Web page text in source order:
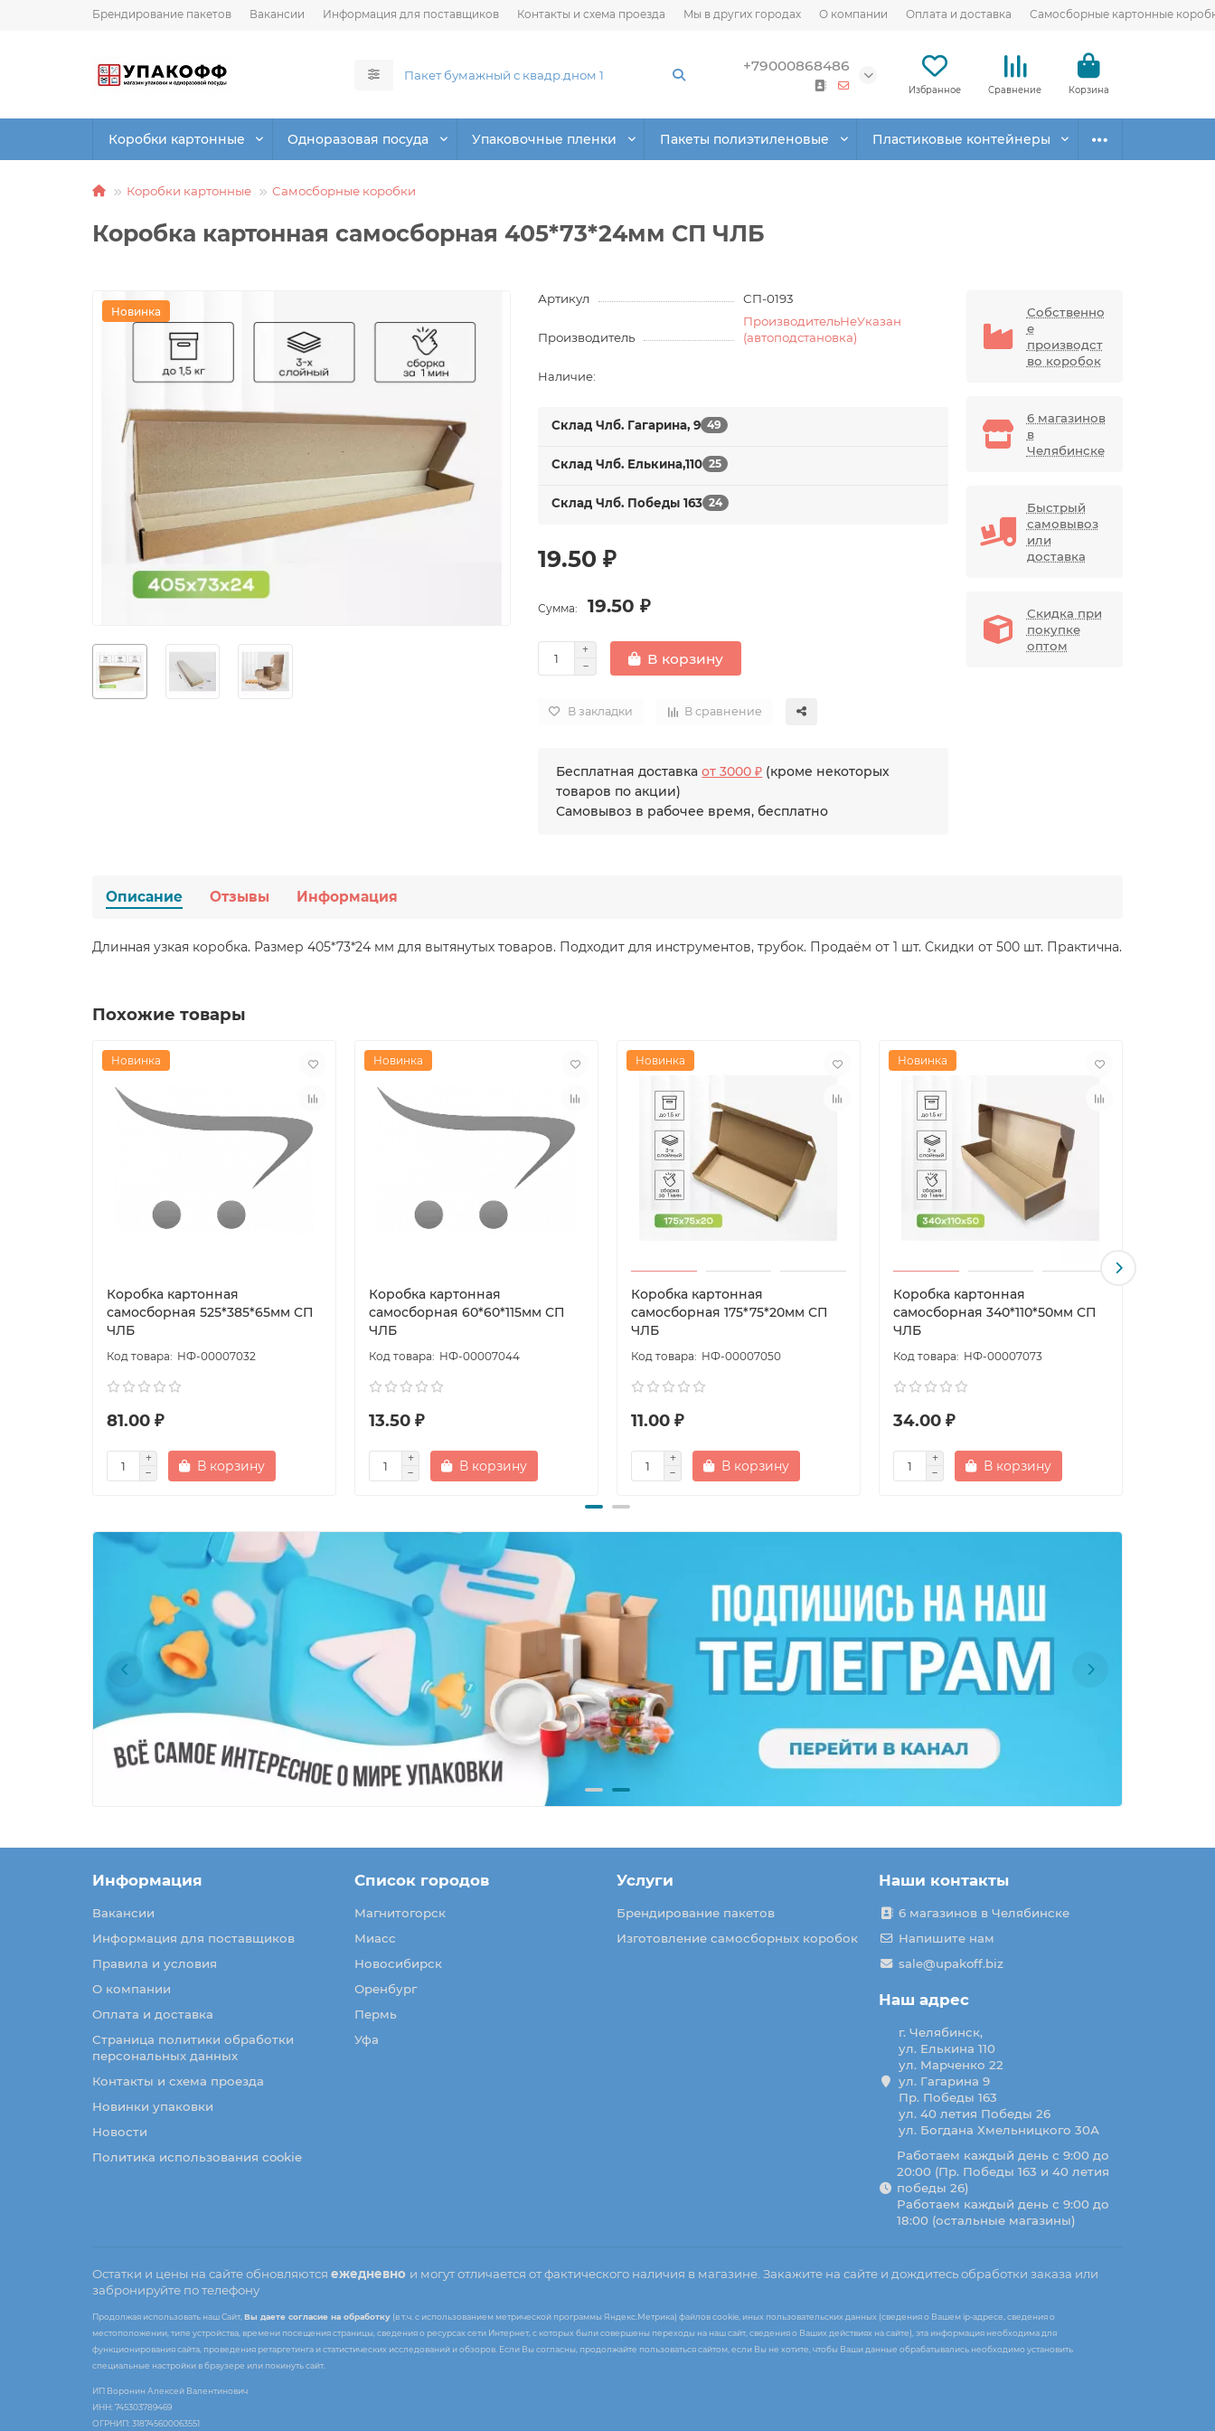
Брендирование пакетов Вакансии Информация для поставщиков Контакты и схема проезда Мы в других городах О компании Оплата и доставка Самосборные картонные
+79000868486
Избранное Сравнение Корзина
Коробки картонные Одноразовая посуда Упаковочные пленки Пакеты полиэтиленовые Пластиковые контейнеры
Коробки картонные Самосборные коробки
Коробка картонная самосборная 405*73*24мм СП ЧЛБ
Новинка
Артикул СП-0193
Производитель
ПроизводительНеУказан
(автоподстановка)
Наличие:
Склад Члб. Гагарина, 9 49
Склад Члб. Елькина,110 25
Склад Члб. Победы 163 24
19.50 ₽
Сумма: 19.50 ₽
В корзину
В закладки В сравнение
Бесплатная доставкаот 3000 ₽ (кроме некоторых
товаров по акции)
Самовывоз в рабочее время, бесплатно
Собственно
е
производст
во коробок
6 магазинов
в
Челябинске
Быстрый
самовывоз
или
доставка
Скидка при
покупке
оптом
Описание Отзывы Информация
Длинная узкая коробка. Размер 405*73*24 мм для вытянутых товаров. Подходит для инструментов, трубок. Продаём от 1 шт. Скидки от 500 шт. Практична.
Похожие товары
Новинка
Коробка картонная
самосборная 525*385*65мм СП
ЧЛБ
НФ-00007032
81.00 ₽
В корзину
Новинка
Коробка картонная
самосборная 60*60*115мм СП
ЧЛБ
НФ-00007044
13.50 ₽
В корзину
Новинка
Коробка картонная
самосборная 175*75*20мм СП
ЧЛБ
НФ-00007050
11.00 ₽
В корзину
Новинка
Коробка картонная
самосборная 340*110*50мм СП
ЧЛБ
НФ-00007073
34.00 ₽
В корзину
Информация
Вакансии
Информация для поставщиков
Правила и условия
О компании
Оплата и доставка
Страница политики обработки
персональных данных
Контакты и схема проезда
Новинки упаковки
Новости
Политика использования cookie
Список городов
Магнитогорск
Миасс
Новосибирск
Оренбург
Пермь
Уфа
Услуги
Брендирование пакетов
Изготовление самосборных коробок
Наши контакты
6 магазинов в Челябинске
Напишите нам
sale@upakoff.biz
Наш адрес
г. Челябинск,
ул. Елькина 110
ул. Марченко 22
ул. Гагарина 9
Пр. Победы 163
ул. 40 летия Победы 26
ул. Богдана Хмельницкого 30А
Работаем каждый день с 9:00 до
20:00 (Пр. Победы 163 и 40 летия
победы 26)
Работаем каждый день с 9:00 до
18:00 (остальные магазины)
Остатки и цены на сайте обновляются ежедневно и могут отличается от фактического наличия в магазине. Закажите на сайте и дождитесь обработки заказа или
забронируйте по телефону
Продолжая использовать наш Сайт,Вы даете согласие на обработку (в т.ч. с использованием метрической программы Яндекс.Метрика) файлов cookie, иных пользовательских данных (сведения о Вашем ip-адресе, сведения о
местоположении, типе устройства, времени посещения страницы, сведения о ресурсах сети Интернет, с которых были совершены переходы на наш сайт, сведения о Ваших действиях на сайте), эта информация необходима для
функционирования сайта, проведения ретаргетинга и статистических исследований и обзоров. Если Вы согласны, продолжайте пользоваться сайтом, если Вы не хотите, чтобы Ваши данные обрабатывались необходимо установить
специальные настройки в браузере или покинуть сайт.
ИП Воронин Алексей Валентинович
ИНН: 745303789469
ОГРНИП: 318745600063551